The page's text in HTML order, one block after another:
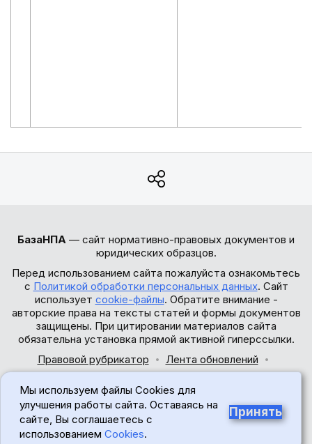
БазаНПА — сайт нормативно-правовых документов и
юридических образцов.
Перед использованием сайта пожалуйста ознакомьтесь
с Политикой обработки персональных данных. Сайт
использует cookie-файлы. Обратите внимание -
авторские права на тексты статей и формы документов
защищены. При цитировании материалов сайта
обязательна установка прямой активной гиперссылки.
Правовой рубрикатор
Лента обновлений
© 2017-2026
18+
Мы используем файлы Cookies для
улучшения работы сайта. Оставаясь на
сайте, Вы соглашаетесь с
использованием Cookies.
Принять